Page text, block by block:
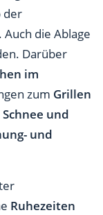
der
die Ablage
Darüber
im
zum Grillen
und
und
Ruhezeiten